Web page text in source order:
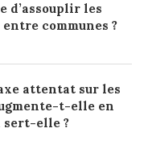
d’assouplir les
communes ?
attentat sur les
t-elle en
sert-elle ?